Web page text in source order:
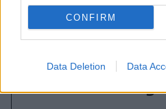
CONFIRM
Data Deletion Data
2026. augusztus 09.,
Hegyimentő